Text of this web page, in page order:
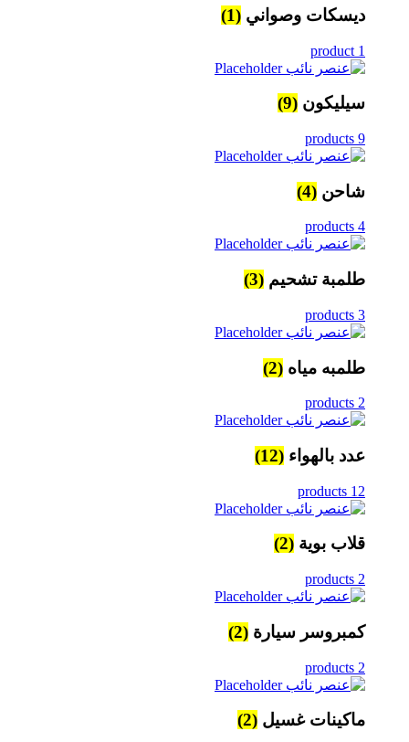
ديسكات وصواني (1)
1 product
سيليكون (9)
9 products
شاحن (4)
4 products
طلمبة تشحيم (3)
3 products
طلمبه مياه (2)
2 products
عدد بالهواء (12)
12 products
قلاب بوية (2)
2 products
كمبروسر سيارة (2)
2 products
ماكينات غسيل (2)